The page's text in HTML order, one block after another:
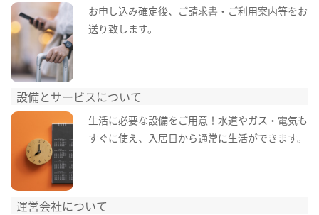
お申し込み確定後、ご請求書・ご利用案内等をお
送り致します。
設備とサービスについて
生活に必要な設備をご用意！水道やガス・電気も
すぐに使え、入居日から通常に生活ができます。
運営会社について